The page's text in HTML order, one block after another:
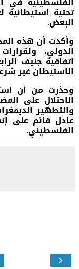
تحتية
البعض.
وأكدت أن هذه
الدولي،
اتفاقية جنيف
الاستيطان غير
وحذرت من أن
الاحتلال على
والتطهير
عادل قائم على
الفلسطيني.
›